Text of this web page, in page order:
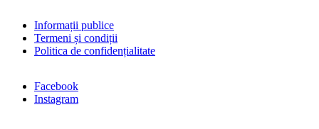
Informații publice
Termeni și condiții
Politica de confidențialitate
Facebook
Instagram